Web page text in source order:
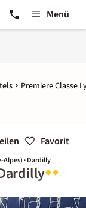
Menü
Premiere Classe
Favorit
Alpes) · Dardilly